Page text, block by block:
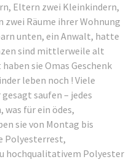
Eltern zwei Kleinkindern,
Räume ihrer Wohnung
unten, ein Anwalt, hatte
sind mittlerweile alt
sie Omas Geschenk
leben noch ! Viele
saufen – jedes
was für ein ödes,
sie von Montag bis
Polyesterrest,
hochqualitativem Polyester